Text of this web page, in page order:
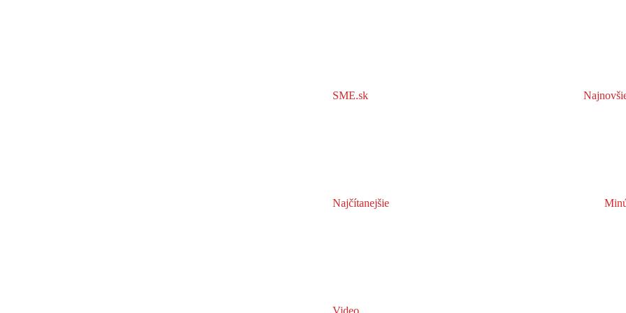
SME.sk
Najčítanejšie